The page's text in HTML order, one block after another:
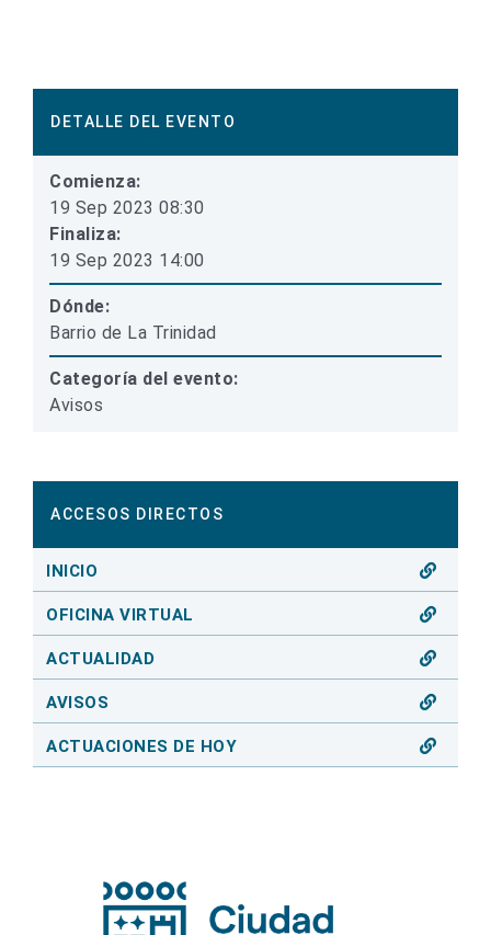
DETALLE DEL EVENTO
Comienza:
19 Sep 2023 08:30
Finaliza:
19 Sep 2023 14:00
Dónde:
Barrio de La Trinidad
Categoría del evento:
Avisos
ACCESOS DIRECTOS
INICIO
OFICINA VIRTUAL
ACTUALIDAD
AVISOS
ACTUACIONES DE HOY